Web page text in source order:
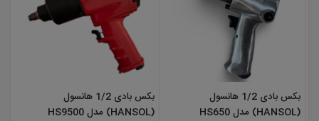
بکس بادی 1/2 هانسول
(HANSOL) مدل HS650
بکس بادی 1/2 هانسول
(HANSOL) مدل HS9500